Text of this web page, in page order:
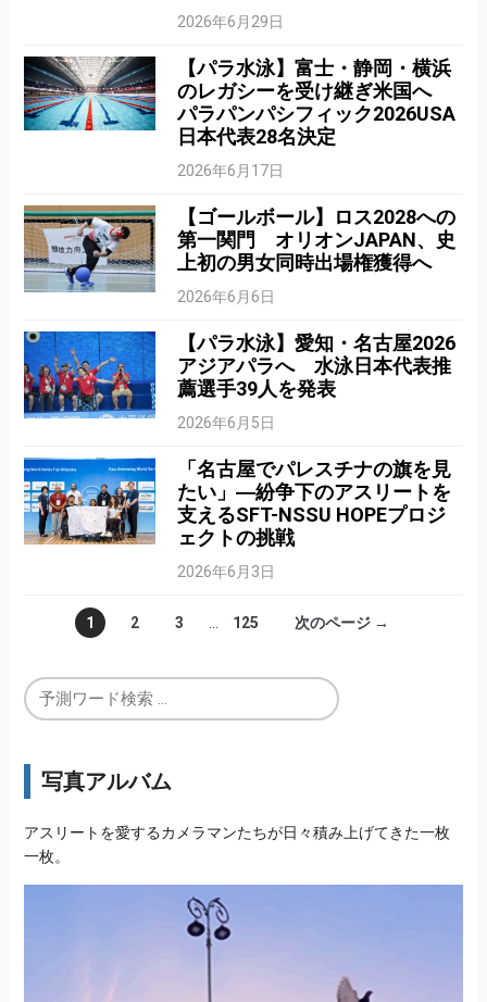
2026年6月29日
【パラ水泳】富士・静岡・横浜
のレガシーを受け継ぎ米国へ
パラパンパシフィック2026USA
日本代表28名決定
2026年6月17日
【ゴールボール】ロス2028への
第一関門 オリオンJAPAN、史
上初の男女同時出場権獲得へ
2026年6月6日
【パラ水泳】愛知・名古屋2026
アジアパラへ 水泳日本代表推
薦選手39人を発表
2026年6月5日
「名古屋でパレスチナの旗を見
たい」―紛争下のアスリートを
支えるSFT-NSSU HOPEプロジ
ェクトの挑戦
2026年6月3日
1 2 3 125 次のページ →
写真アルバム
アスリートを愛するカメラマンたちが日々積み上げてきた一枚
一枚。